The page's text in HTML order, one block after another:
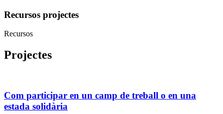
Recursos projectes
Recursos
Projectes
Com participar en un camp de treball o en una
estada solidària